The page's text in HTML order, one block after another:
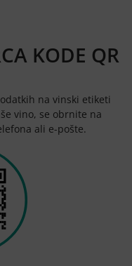
KODE QR
na vinski etiketi
vino, se obrnite na
ali e-pošte.